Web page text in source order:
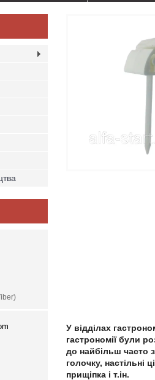
У відділах
гастрономії були
до найбільш часто
голочку, настільні
прищіпка і т.ін.